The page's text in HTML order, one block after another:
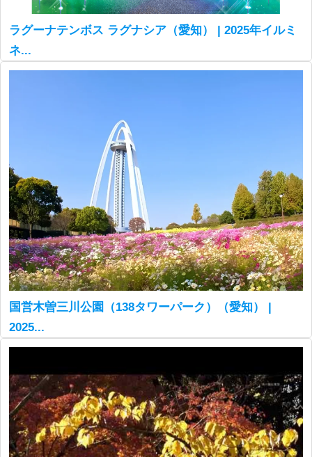
ラグーナテンボス ラグナシア（愛知） | 2025年イルミ
ネ...
国営木曽三川公園（138タワーパーク）（愛知） |
2025...